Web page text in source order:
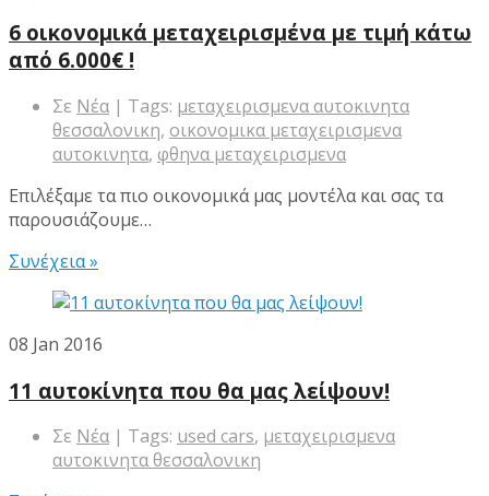
6 οικονομικά μεταχειρισμένα με τιμή κάτω
από 6.000€ !
Σε Νέα | Tags: μεταχειρισμενα αυτοκινητα
θεσσαλονικη, οικονομικα μεταχειρισμενα
αυτοκινητα, φθηνα μεταχειρισμενα
Επιλέξαμε τα πιο οικονομικά μας μοντέλα και σας τα
παρουσιάζουμε…
Συνέχεια »
08 Jan 2016
11 αυτοκίνητα που θα μας λείψουν!
Σε Νέα | Tags: used cars, μεταχειρισμενα
αυτοκινητα θεσσαλονικη